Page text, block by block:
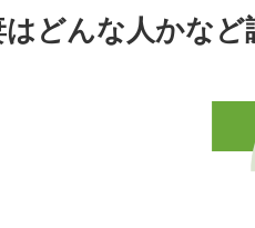
どんな人かなど